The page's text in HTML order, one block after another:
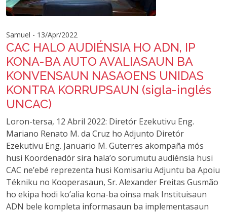
Samuel - 13/Apr/2022
CAC HALO AUDIÉNSIA HO ADN, IP
KONA-BA AUTO AVALIASAUN BA
KONVENSAUN NASAOENS UNIDAS
KONTRA KORRUPSAUN (sigla-inglés
UNCAC)
Loron-tersa, 12 Abril 2022: Diretór Ezekutivu Eng.
Mariano Renato M. da Cruz ho Adjunto Diretór
Ezekutivu Eng. Januario M. Guterres akompaña mós
husi Koordenadór sira hala’o sorumutu audiénsia husi
CAC ne’ebé reprezenta husi Komisariu Adjuntu ba Apoiu
Tékniku no Kooperasaun, Sr. Alexander Freitas Gusmão
ho ekipa hodi ko’alia kona-ba oinsa mak Instituisaun
ADN bele kompleta informasaun ba implementasaun